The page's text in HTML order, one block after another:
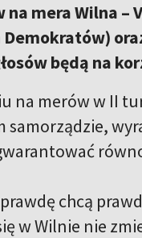
mera Wilna –
będą na
na merów w II
samorządzie,
chcą
w Wilnie nie